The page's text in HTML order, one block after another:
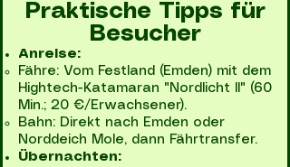
Praktische Tipps für
Besucher
Anreise:
Fähre: Vom Festland (Emden) mit dem
Hightech-Katamaran "Nordlicht II" (60
Min.; 20 €/Erwachsener).
Bahn: Direkt nach Emden oder
Norddeich Mole, dann Fährtransfer.
Übernachten: